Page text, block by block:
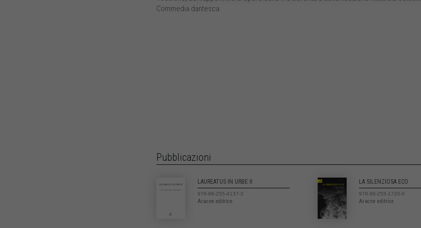
Commedia dantesca.
Pubblicazioni
LAUREATUS IN URBE II
978-88-255-4137-3
Aracne editrice
LA SILENZIOSA ECO
978-88-255-1720-0
Aracne editrice